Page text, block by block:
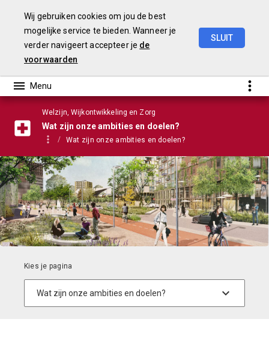
Wij gebruiken cookies om jou de best
mogelijke service te bieden. Wanneer je
verder navigeert accepteer je de
voorwaarden
SLUIT
Welzijn, Wijkontwikkeling en Zorg
Wat zijn onze ambities en doelen?
Wat zijn onze ambities en doelen?